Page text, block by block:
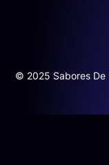
© 2025 Sabores De